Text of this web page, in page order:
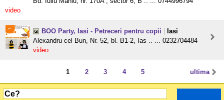
video
BOO Party, Iasi - Petreceri pentru copii
Iasi
Alexandru cel Bun, Nr. 52, bl. B1-2, Ias .. ... 0232704484
video
ultima
1 2 3 4 5